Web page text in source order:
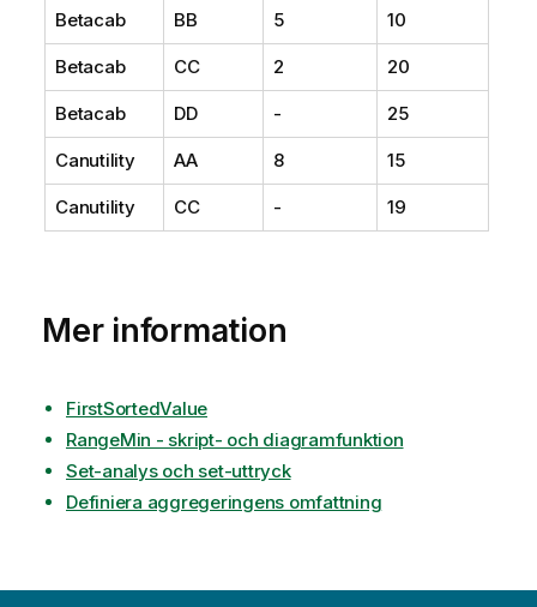
Betacab BB 5 10
Betacab CC 2 20
Betacab DD - 25
Canutility AA 8 15
Canutility CC - 19
Mer information
FirstSortedValue
RangeMin - skript- och diagramfunktion
Set-analys och set-uttryck
Definiera aggregeringens omfattning